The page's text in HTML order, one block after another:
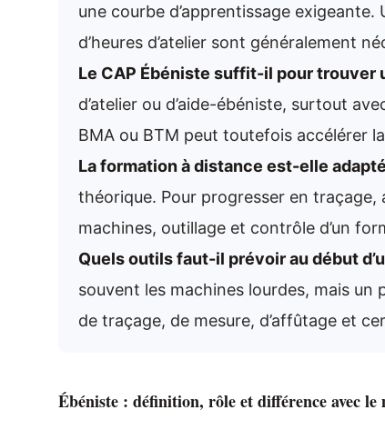
une courbe d’apprentissage
d’heures d’atelier sont généralement
Le CAP Ébéniste suffit-il pour trouver
d’atelier ou d’aide-ébéniste, surtout
BMA ou BTM peut toutefois accélérer
La formation à distance est-elle
théorique. Pour progresser en
machines, outillage et contrôle d’un
Quels outils faut-il prévoir au début
souvent les machines lourdes, mais
de traçage, de mesure, d’affûtage et
Ébéniste : définition, rôle et différence avec le